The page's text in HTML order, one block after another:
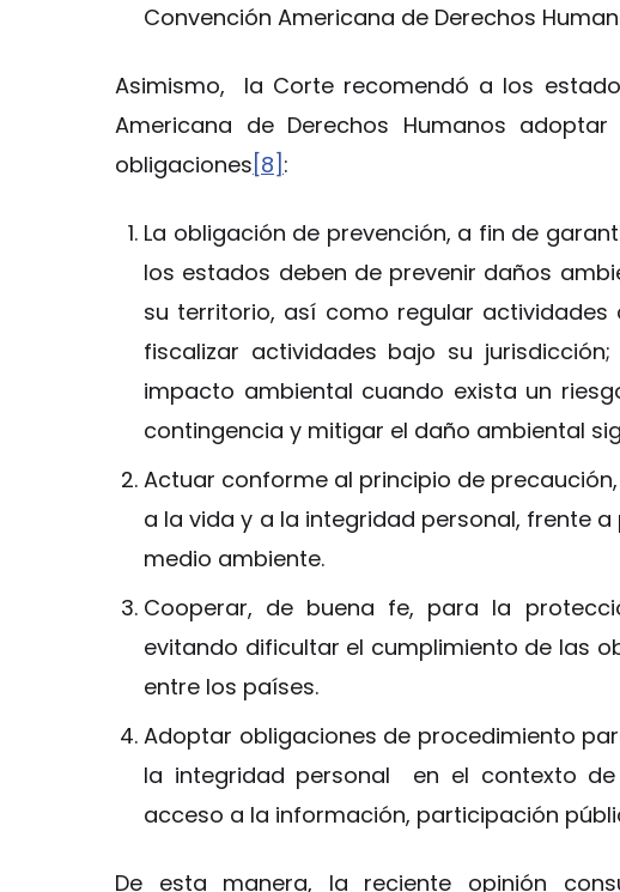
Convención Americana de Derechos
Asimismo, la Corte recomendó a los
Americana de Derechos Humanos
obligaciones [8] :
La obligación de prevención, a fin de
los estados deben de prevenir daños
su territorio, así como regular
fiscalizar actividades bajo su
impacto ambiental cuando exista un
contingencia y mitigar el daño ambiental
Actuar conforme al principio de
a la vida y a la integridad personal, frente
medio ambiente.
Cooperar, de buena fe, para la
evitando dificultar el cumplimiento de las
entre los países.
Adoptar obligaciones de procedimiento
la integridad personal en el contexto
acceso a la información, participación
De esta manera, la reciente opinión